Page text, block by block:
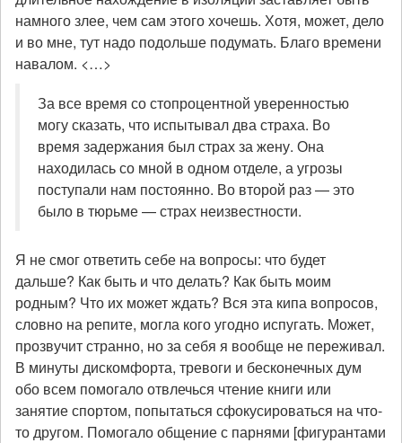
намного злее, чем сам этого хочешь. Хотя, может, дело
и во мне, тут надо подольше подумать. Благо времени
навалом. <…>
За все время со стопроцентной уверенностью
могу сказать, что испытывал два страха. Во
время задержания был страх за жену. Она
находилась со мной в одном отделе, а угрозы
поступали нам постоянно. Во второй раз — это
было в тюрьме — страх неизвестности.
Я не смог ответить себе на вопросы: что будет
дальше? Как быть и что делать? Как быть моим
родным? Что их может ждать? Вся эта кипа вопросов,
словно на репите, могла кого угодно испугать. Может,
прозвучит странно, но за себя я вообще не переживал.
В минуты дискомфорта, тревоги и бесконечных дум
обо всем помогало отвлечься чтение книги или
занятие спортом, попытаться сфокусироваться на что-
то другом. Помогало общение с парнями [фигурантами